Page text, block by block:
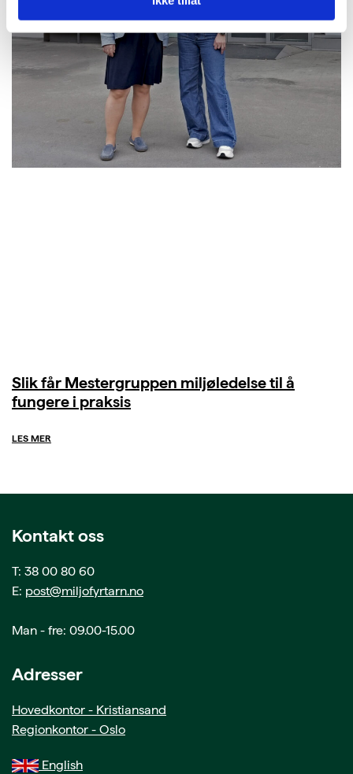
Slik får Mestergruppen miljøledelse til å
fungere i praksis
LES MER
Kontakt oss
T: 38 00 80 60
E: post@miljofyrtarn.no
Man - fre: 09.00-15.00
Adresser
Hovedkontor - Kristiansand
Regionkontor - Oslo
English